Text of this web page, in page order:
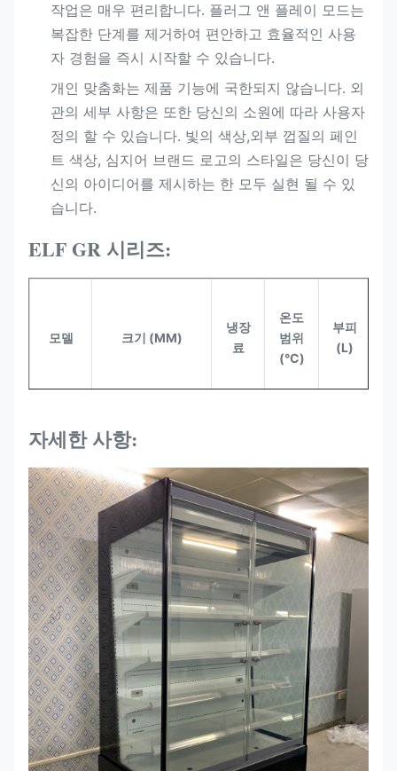
작업은 매우 편리합니다. 플러그 앤 플레이 모드는
복잡한 단계를 제거하여 편안하고 효율적인 사용
자 경험을 즉시 시작할 수 있습니다.
개인 맞춤화는 제품 기능에 국한되지 않습니다. 외
관의 세부 사항은 또한 당신의 소원에 따라 사용자
정의 할 수 있습니다. 빛의 색상,외부 껍질의 페인
트 색상, 심지어 브랜드 로고의 스타일은 당신이 당
신의 아이디어를 제시하는 한 모두 실현 될 수 있
습니다.
ELF GR 시리즈:
모델 크기 (MM)
냉장
료
온도
범위
(°C)
부피
(L)
94GR
998*750*2000 R290 0~+4 520
ELF
125GR
1310*750*2000 R290 0~+4 700
ELF
187GR
1935*750*2000 R290 0~+4 1050
자세한 사항: